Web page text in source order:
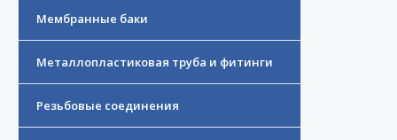
Мембранные баки
Металлопластиковая труба и фитинги
Резьбовые соединения